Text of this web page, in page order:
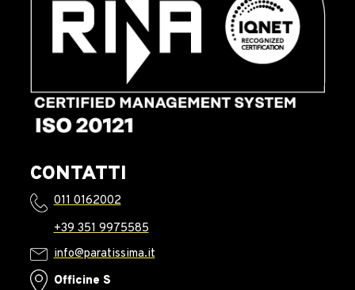
CONTATTI
011 0162002
+39 351 9975585
info@paratissima.it
Officine S